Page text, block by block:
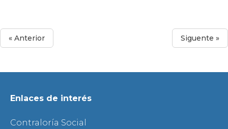
« Anterior Siguente »
Enlaces de interés
Contraloría Social